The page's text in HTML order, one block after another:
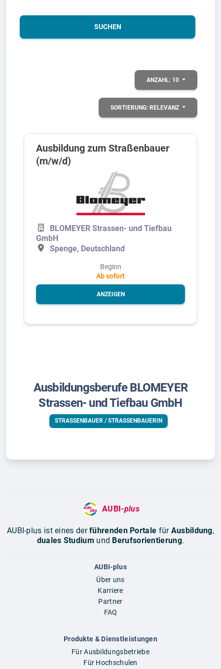
SUCHEN
ANZAHL: 10
SORTIERUNG: RELEVANZ
Ausbildung zum Straßenbauer
(m/w/d)
BLOMEYER Strassen- und Tiefbau
GmbH
Spenge, Deutschland
Beginn
Ab sofort
ANZEIGEN
Ausbildungsberufe BLOMEYER
Strassen- und Tiefbau GmbH
STRASSENBAUER / STRASSENBAUERIN
AUBI-plus
AUBI-plus ist eines derführenden Portale für Ausbildung,
duales Studium und Berufsorientierung.
AUBI-plus
Über uns
Karriere
Partner
FAQ
Produkte & Dienstleistungen
Für Ausbildungsbetriebe
Für Hochschulen